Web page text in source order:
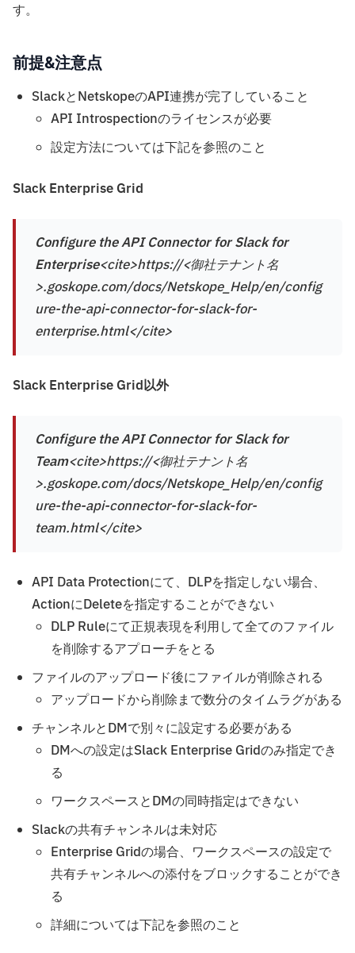
す。
前提&注意点
SlackとNetskopeのAPI連携が完了していること
API Introspectionのライセンスが必要
設定方法については下記を参照のこと
Slack Enterprise Grid
Configure the API Connector for Slack for
Enterprise<cite>https://<御社テナント名
>.goskope.com/docs/Netskope_Help/en/config
ure-the-api-connector-for-slack-for-
enterprise.html</cite>
Slack Enterprise Grid以外
Configure the API Connector for Slack for
Team<cite>https://<御社テナント名
>.goskope.com/docs/Netskope_Help/en/config
ure-the-api-connector-for-slack-for-
team.html</cite>
API Data Protectionにて、DLPを指定しない場合、
ActionにDeleteを指定することができない
DLP Ruleにて正規表現を利用して全てのファイル
を削除するアプローチをとる
ファイルのアップロード後にファイルが削除される
アップロードから削除まで数分のタイムラグがある
チャンネルとDMで別々に設定する必要がある
DMへの設定はSlack Enterprise Gridのみ指定でき
る
ワークスペースとDMの同時指定はできない
Slackの共有チャンネルは未対応
Enterprise Gridの場合、ワークスペースの設定で
共有チャンネルへの添付をブロックすることができ
る
詳細については下記を参照のこと